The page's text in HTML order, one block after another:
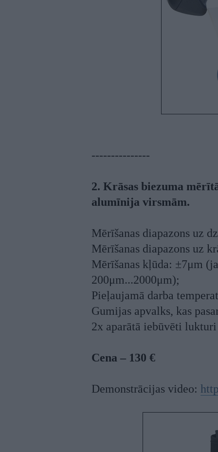
---------------
2. Krāsas biezuma
alumīnija virsmām.
Mērīšanas diapazons uz
Mērīšanas diapazons uz
Mērīšanas kļūda: ±7μm
200μm...2000μm);
Pieļaujamā darba
Gumijas apvalks, kas
2x aparātā iebūvēti
Cena – 130 €
Demonstrācijas video: